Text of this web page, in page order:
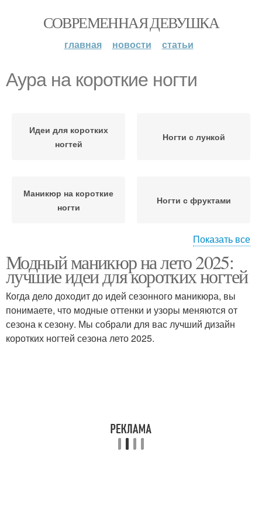
СОВРЕМЕННАЯ ДЕВУШКА
главная новости статьи
Аура на короткие ногти
Идеи для коротких
ногтей
Ногти с лункой
Маникюр на короткие
ногти
Ногти с фруктами
Ногти с блестками
Пространство на
короткие ногти
Маникюр для коротких
ногтей
Показать все
Модный маникюр на лето 2025:
лучшие идеи для коротких ногтей
Когда дело доходит до идей сезонного маникюра, вы
понимаете, что модные оттенки и узоры меняются от
сезона к сезону. Мы собрали для вас лучший дизайн
коротких ногтей сезона лето 2025.